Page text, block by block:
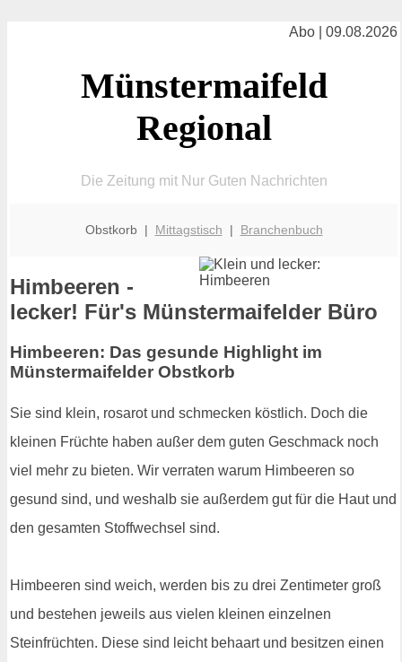
Abo | 09.08.2026
Münstermaifeld
Regional
Die Zeitung mit Nur Guten Nachrichten
Obstkorb | Mittagstisch | Branchenbuch
Himbeeren -
lecker! Für's Münstermaifelder Büro
Himbeeren: Das gesunde Highlight im
Münstermaifelder Obstkorb
Sie sind klein, rosarot und schmecken köstlich. Doch die
kleinen Früchte haben außer dem guten Geschmack noch
viel mehr zu bieten. Wir verraten warum Himbeeren so
gesund sind, und weshalb sie außerdem gut für die Haut und
den gesamten Stoffwechsel sind.
Himbeeren sind weich, werden bis zu drei Zentimeter groß
und bestehen jeweils aus vielen kleinen einzelnen
Steinfrüchten. Diese sind leicht behaart und besitzen einen